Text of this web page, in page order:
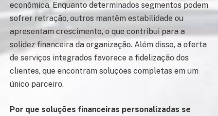
econômica. Enquanto determinados segmentos podem
sofrer retração, outros mantêm estabilidade ou
apresentam crescimento, o que contribui para a
solidez financeira da organização. Além disso, a oferta
de serviços integrados favorece a fidelização dos
clientes, que encontram soluções completas em um
único parceiro.
Por que soluções financeiras personalizadas se